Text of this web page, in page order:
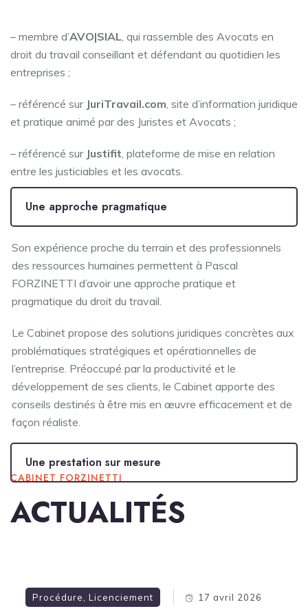
– membre d’AVO|SIAL , qui rassemble des Avocats en
droit du travail conseillant et défendant au quotidien les
entreprises ;
– référencé sur JuriTravail.com , site d’information juridique
et pratique animé par des Juristes et Avocats ;
– référencé sur Justifit , plateforme de mise en relation
entre les justiciables et les avocats.
Une approche pragmatique
Son expérience proche du terrain et des professionnels
des ressources humaines permettent à Pascal
FORZINETTI d’avoir une approche pratique et
pragmatique du droit du travail.
Le Cabinet propose des solutions juridiques concrètes aux
problématiques stratégiques et opérationnelles de
l’entreprise. Préoccupé par la productivité et le
développement de ses clients, le Cabinet apporte des
conseils destinés à être mis en œuvre efficacement et de
façon réaliste.
Une prestation sur mesure
CABINET FORZINETTI
ACTUALITÉS
Procédure, Licenciement 17 avril 2026